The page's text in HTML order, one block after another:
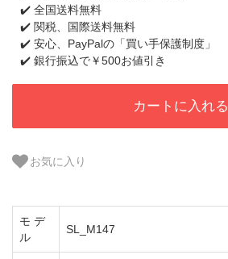
✔️ 全国送料無料
✔️ 関税、国際送料無料
✔️ 安心、PayPalの「買い手保護制度」
✔️ 銀行振込で￥500お値引き
カートに入れる
お気に入り
モ デ
ル
SL_M147